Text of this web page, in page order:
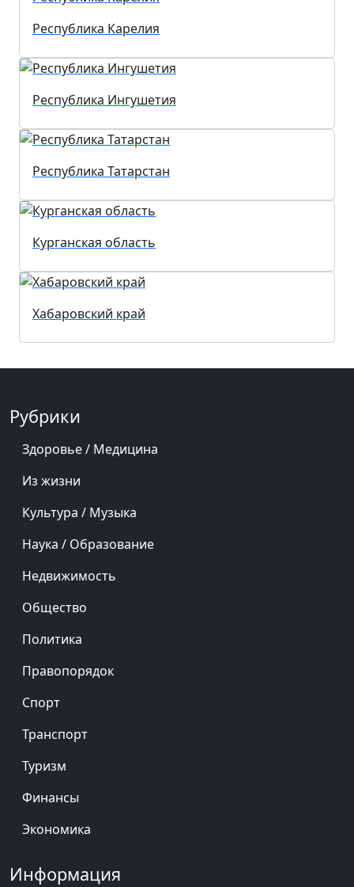
Республика Карелия
Республика Ингушетия
Республика Татарстан
Курганская область
Хабаровский край
Рубрики
Здоровье / Медицина
Из жизни
Культура / Музыка
Наука / Образование
Недвижимость
Общество
Политика
Правопорядок
Спорт
Транспорт
Туризм
Финансы
Экономика
Информация